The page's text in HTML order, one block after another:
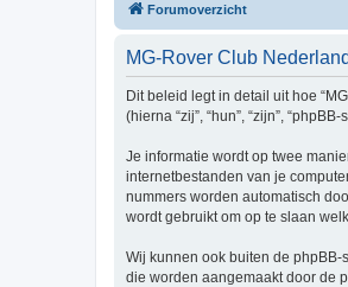
Forumoverzicht
MG-Rover Club
Dit beleid legt in detail uit hoe
(hierna “zij”, “hun”, “zijn”,
Je informatie wordt op twee
internetbestanden van je
nummers worden automatisch
wordt gebruikt om op te slaan
Wij kunnen ook buiten de phpBB-
die worden aangemaakt door de